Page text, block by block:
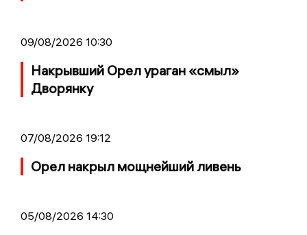
09/08/2026 10:30
Накрывший Орел ураган «смыл»
Дворянку
07/08/2026 19:12
Орел накрыл мощнейший ливень
05/08/2026 14:30